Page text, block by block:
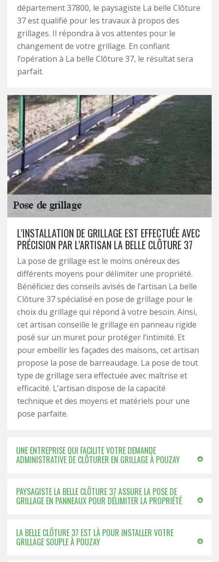
département 37800, le paysagiste La belle Clôture
37 est qualifié pour les travaux à propos des
grillages. Il répondra à vos attentes pour le
changement de votre grillage. En confiant
l’opération à La belle Clôture 37, le résultat sera
parfait.
L’INSTALLATION DE GRILLAGE EST EFFECTUÉE AVEC
PRÉCISION PAR L’ARTISAN LA BELLE CLÔTURE 37
La pose de grillage est le moins onéreux des
différents moyens pour délimiter une propriété.
Bénéficiez des conseils avisés de l’artisan La belle
Clôture 37 spécialisé en pose de grillage pour le
choix du grillage qui répond à votre besoin. Ainsi,
cet artisan conseille le grillage en panneau rigide
posé sur un muret pour protéger l’intimité. Et
pour embellir les façades des maisons, cet artisan
propose la pose de barreaudage. La pose de tout
type de grillage sera effectuée avec maîtrise et
efficacité. L’artisan dispose de la capacité
technique et des moyens et matériels pour une
pose parfaite.
UNE ENTREPRISE QUI FACILITE VOTRE DEMANDE
ADMINISTRATIVE DE CLÔTURER EN GRILLAGE À POUZAY
PAYSAGISTE LA BELLE CLÔTURE 37 ASSURE LA POSE DE
GRILLAGE EN PANNEAUX POUR DÉLIMITER LA PROPRIÉTÉ
LA BELLE CLÔTURE 37 EST LÀ POUR INSTALLER VOTRE
GRILLAGE SOUPLE À POUZAY